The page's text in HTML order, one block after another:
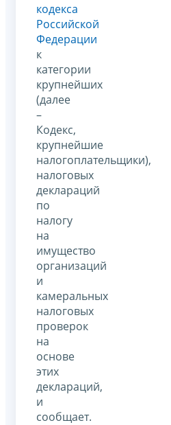
кодекса
Российской
Федерации
к
категории
крупнейших
(далее
–
Кодекс,
крупнейшие
налогоплательщики),
налоговых
деклараций
по
налогу
на
имущество
организаций
и
камеральных
налоговых
проверок
на
основе
этих
деклараций,
и
сообщает.